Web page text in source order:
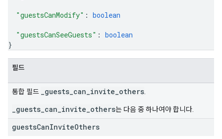
"guestsCanModify" : boolean
"guestsCanSeeGuests" : boolean
}
필드
통합 필드 _guests_can_invite_others
_guests_can_invite_others는 다음 중 하나여야 합니다.
guestsCanInviteOthers